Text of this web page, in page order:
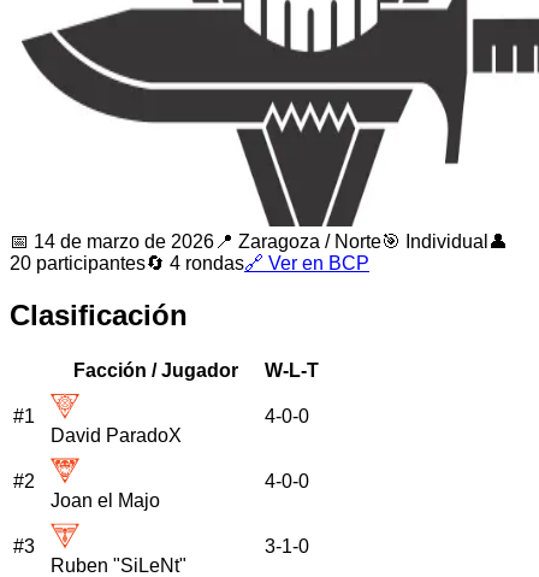
📅 14 de marzo de 2026 📍 Zaragoza / Norte🎯 Individual 👤
20 participantes🔄 4 rondas🔗 Ver en BCP
Clasificación
Facción / Jugador W-L-T
#1
David ParadoX
4-0-0
#2
Joan el Majo
4-0-0
#3
Ruben "SiLeNt"
3-1-0